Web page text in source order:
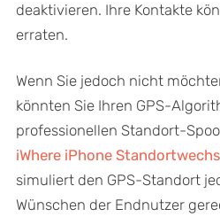
deaktivieren. Ihre Kontakte
erraten.
Wenn Sie jedoch nicht
könnten Sie Ihren GPS-
professionellen Standort-
iWhere iPhone
simuliert den GPS-Standort
Wünschen der Endnutzer